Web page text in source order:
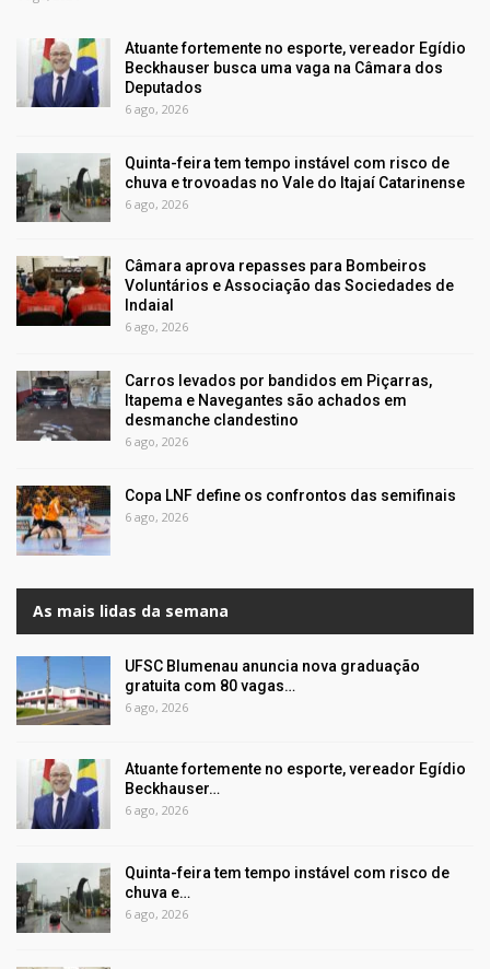
Atuante fortemente no esporte, vereador Egídio
Beckhauser busca uma vaga na Câmara dos
Deputados
6 ago, 2026
Quinta-feira tem tempo instável com risco de
chuva e trovoadas no Vale do Itajaí Catarinense
6 ago, 2026
Câmara aprova repasses para Bombeiros
Voluntários e Associação das Sociedades de
Indaial
6 ago, 2026
Carros levados por bandidos em Piçarras,
Itapema e Navegantes são achados em
desmanche clandestino
6 ago, 2026
Copa LNF define os confrontos das semifinais
6 ago, 2026
As mais lidas da semana
UFSC Blumenau anuncia nova graduação
gratuita com 80 vagas…
6 ago, 2026
Atuante fortemente no esporte, vereador Egídio
Beckhauser…
6 ago, 2026
Quinta-feira tem tempo instável com risco de
chuva e…
6 ago, 2026